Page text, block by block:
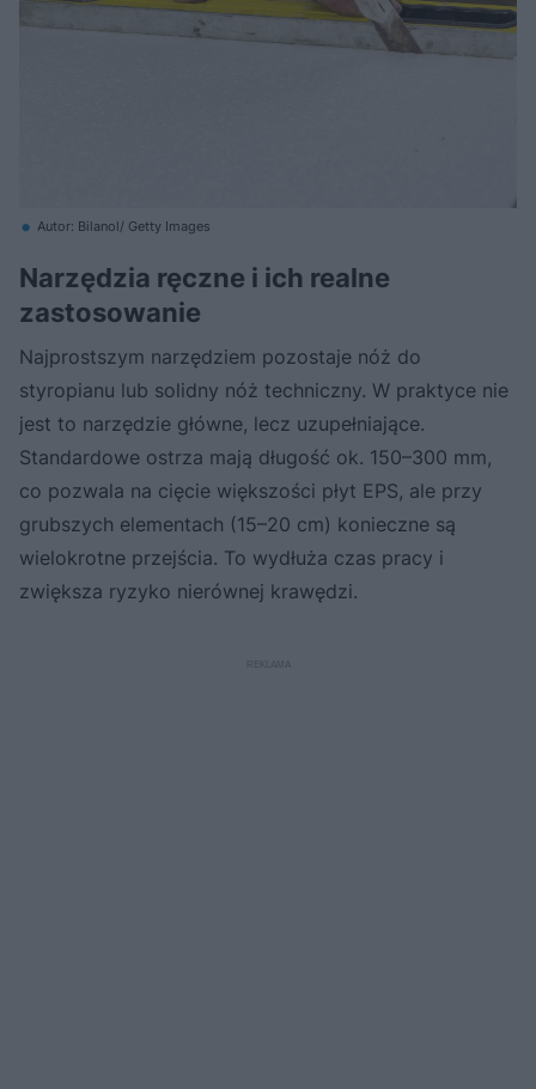
Autor: Bilanol/ Getty Images
Narzędzia ręczne i ich realne
zastosowanie
Najprostszym narzędziem pozostaje nóż do
styropianu lub solidny nóż techniczny. W praktyce nie
jest to narzędzie główne, lecz uzupełniające.
Standardowe ostrza mają długość ok. 150–300 mm,
co pozwala na cięcie większości płyt EPS, ale przy
grubszych elementach (15–20 cm) konieczne są
wielokrotne przejścia. To wydłuża czas pracy i
zwiększa ryzyko nierównej krawędzi.